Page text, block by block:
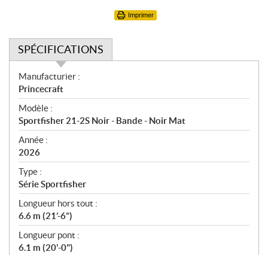
Imprimer
SPÉCIFICATIONS
S
p
é
c
i
f
i
c
a
t
i
o
n
s
Manufacturier :
Princecraft
Modèle :
Sportfisher 21-2S Noir - Bande - Noir Mat
Année :
2026
Type :
Série Sportfisher
Longueur hors tout :
6.6 m (21’-6”)
Longueur pont :
6.1 m (20'-0")